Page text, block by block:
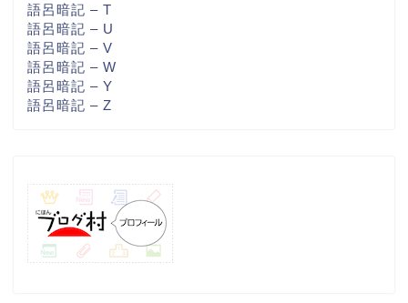
語呂暗記 – T
語呂暗記 – U
語呂暗記 – V
語呂暗記 – W
語呂暗記 – Y
語呂暗記 – Z